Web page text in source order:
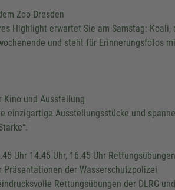
Zoo Dresden
Highlight erwartet Sie am Samstag:
und steht für Erinnerungsfotos
Kino und Ausstellung
einzigartige Ausstellungsstücke und
Uhr 14.45 Uhr, 16.45 Uhr
Präsentationen der Wasserschutzpolizei
Rettungsübungen der DLRG